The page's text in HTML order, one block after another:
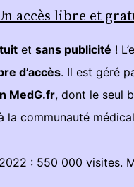
accès libre et
et sans publicité !
d’accès. Il est géré
MedG.fr, dont le seul
la communauté
: 550 000 visites.